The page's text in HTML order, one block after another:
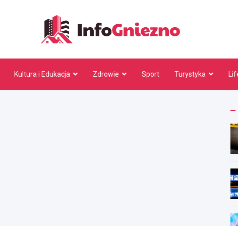
Kultura i Edukacja Zdrowie Sport Turystyka